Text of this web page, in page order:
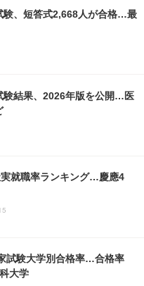
験、短答式2,668人が合格…最
験結果、2026年版を公開…医
就職率ランキング…慶應4
試験大学別合格率…合格率
大学